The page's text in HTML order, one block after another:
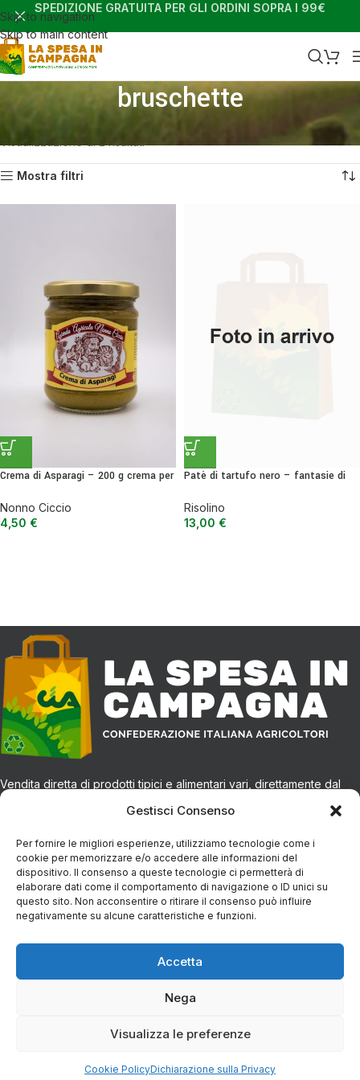
Gestisci Consenso
Per fornire le migliori esperienze, utilizziamo tecnologie come i
cookie per memorizzare e/o accedere alle informazioni del
dispositivo. Il consenso a queste tecnologie ci permetterà di
elaborare dati come il comportamento di navigazione o ID unici su
questo sito. Non acconsentire o ritirare il consenso può influire
negativamente su alcune caratteristiche e funzioni.
Accetta
Nega
Visualizza le preferenze
Cookie PolicyDichiarazione sulla Privacy
Skip to navigation
Skip to main content
SPEDIZIONE GRATUITA PER GLI ORDINI SOPRA I 99€
bruschette
Home Shop
Visualizzazione di 2 risultati
Mostra filtri
Crema di Asparagi – 200 g crema per
Nonno Ciccio
4,50 €
Patè di tartufo nero – fantasie di
Risolino
13,00 €
Vendita diretta di prodotti tipici e alimentari vari, direttamente dal
produttore alla tua tavola.
CONTATTI
Via Eugenio Azimonti, 121 - 85050 Villa D'agri PZ
+39 348 5888298
PAGINE DEL SITO